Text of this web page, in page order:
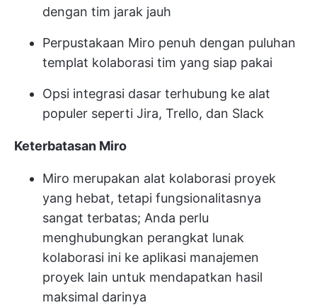
dengan tim jarak jauh
Perpustakaan Miro penuh dengan puluhan
templat kolaborasi tim yang siap pakai
Opsi integrasi dasar terhubung ke alat
populer seperti Jira, Trello, dan Slack
Keterbatasan Miro
Miro merupakan alat kolaborasi proyek
yang hebat, tetapi fungsionalitasnya
sangat terbatas; Anda perlu
menghubungkan perangkat lunak
kolaborasi ini ke aplikasi manajemen
proyek lain untuk mendapatkan hasil
maksimal darinya